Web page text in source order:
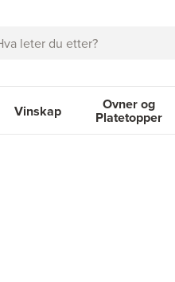
Vinskap Ovner og
Platetopper